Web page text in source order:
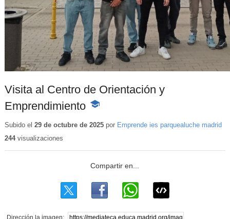
Visita al Centro de Orientación y
Emprendimiento -
educativo
Subido el 29 de octubre de 2025por Emprende ies parquealuche madrid
244visualizaciones
Dirección la imagen: